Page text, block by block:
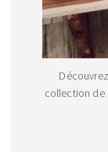
collection de